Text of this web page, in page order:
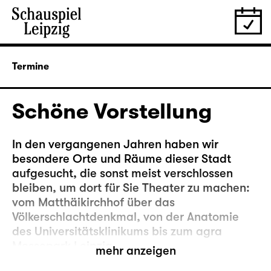
Termine
Schöne Vorstellung
In den vergangenen Jahren haben wir
besondere Orte und Räume dieser Stadt
aufgesucht, die sonst meist verschlossen
bleiben, um dort für Sie Theater zu machen:
vom Matthäikirchhof über das
Völkerschlachtdenkmal, von der Anatomie
des Universitätsklinikums bis zum agra
Messepark Leipzig.
Nun kehren wir noch mal zurück an einen
mehr anzeigen